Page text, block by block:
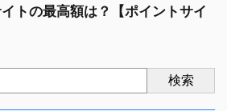
トの最高額は？【ポイントサイ
検索